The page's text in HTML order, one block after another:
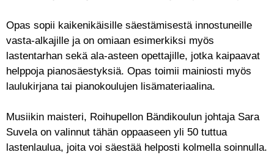
Opas sopii kaikenikäisille säestämisestä innostuneille
vasta-alkajille ja on omiaan esimerkiksi myös
lastentarhan sekä ala-asteen opettajille, jotka kaipaavat
helppoja pianosäestyksiä. Opas toimii mainiosti myös
laulukirjana tai pianokoulujen lisämateriaalina.
Musiikin maisteri, Roihupellon Bändikoulun johtaja Sara
Suvela on valinnut tähän oppaaseen yli 50 tuttua
lastenlaulua, joita voi säestää helposti kolmella soinnulla.